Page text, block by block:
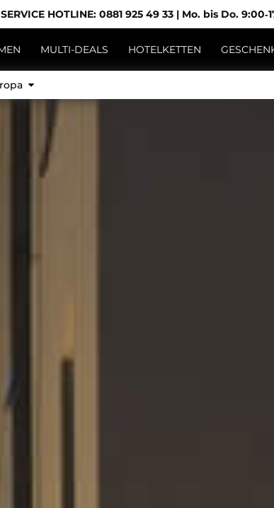
SERVICE HOTLINE: 0881 925 49 33 | Mo. bis Do.
MULTI-DEALS HOTELKETTEN